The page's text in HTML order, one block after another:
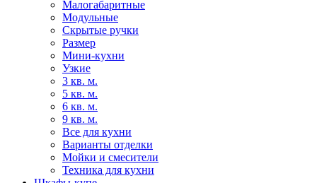
Малогабаритные
Модульные
Скрытые ручки
Размер
Мини-кухни
Узкие
3 кв. м.
5 кв. м.
6 кв. м.
9 кв. м.
Все для кухни
Варианты отделки
Мойки и смесители
Техника для кухни